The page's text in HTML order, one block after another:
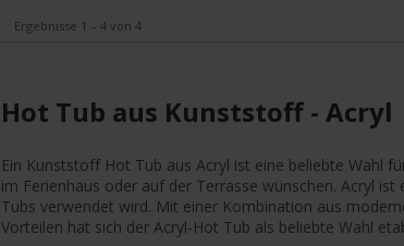
Ergebnisse 1 – 4 von 4
Hot Tub aus Kunststoff - Acryl
Ein Kunststoff Hot Tub aus Acryl ist eine beliebte Wahl
im Ferienhaus oder auf der Terrasse wünschen. Acryl
Tubs verwendet wird. Mit einer Kombination aus
Vorteilen hat sich der Acryl-Hot Tub als beliebte Wahl